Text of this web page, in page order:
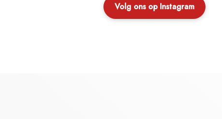
Volg ons op Instagram